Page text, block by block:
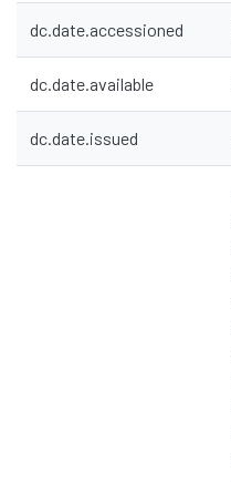
dc.date.accessioned
dc.date.available
dc.date.issued